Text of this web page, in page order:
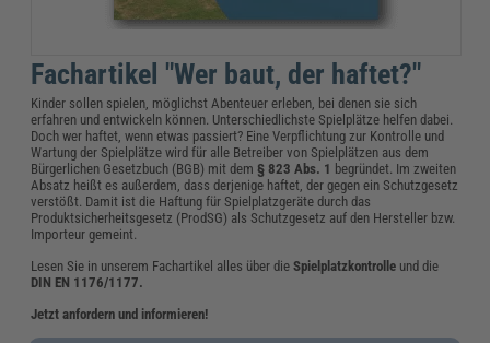
Fachartikel "Wer baut, der haftet?"
Kinder sollen spielen, möglichst Abenteuer erleben, bei denen sie sich
erfahren und entwickeln können. Unterschiedlichste Spielplätze helfen dabei.
Doch wer haftet, wenn etwas passiert? Eine Verpflichtung zur Kontrolle und
Wartung der Spielplätze wird für alle Betreiber von Spielplätzen aus dem
Bürgerlichen Gesetzbuch (BGB) mit dem § 823 Abs. 1 begründet. Im zweiten
Absatz heißt es außerdem, dass derjenige haftet, der gegen ein Schutzgesetz
verstößt. Damit ist die Haftung für Spielplatzgeräte durch das
Produktsicherheitsgesetz (ProdSG) als Schutzgesetz auf den Hersteller bzw.
Importeur gemeint.
Lesen Sie in unserem Fachartikel alles über dieSpielplatzkontrolle und die
DIN EN 1176/1177.
Jetzt anfordern und informieren!